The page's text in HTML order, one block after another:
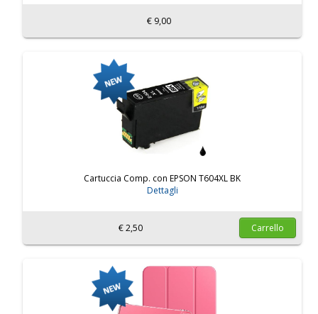
€ 9,00
Cartuccia Comp. con EPSON T604XL BK
Dettagli
€ 2,50 Carrello